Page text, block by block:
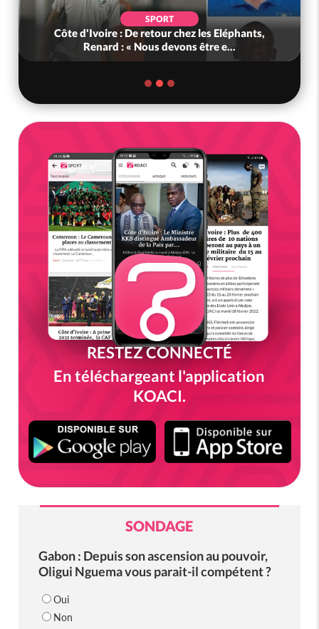
SPORT
Côte d'Ivoire : De retour chez les Eléphants,
Renard : « Nous devons être e...
RESTEZ CONNECTÉ
En téléchargeant l'application
KOACI.
SONDAGE
Gabon : Depuis son ascension au pouvoir,
Oligui Nguema vous parait-il compétent ?
Oui
Non